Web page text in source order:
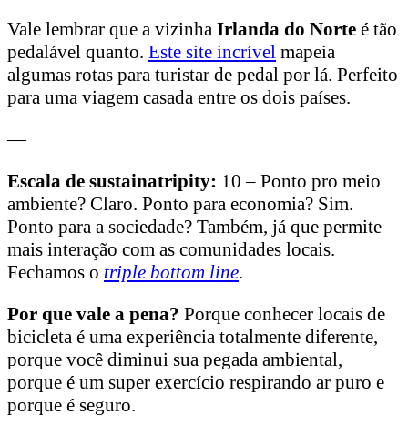
Vale lembrar que a vizinha Irlanda do Norte é tão
pedalável quanto. Este site incrível mapeia
algumas rotas para turistar de pedal por lá. Perfeito
para uma viagem casada entre os dois países.
—
Escala de sustainatripity: 10 – Ponto pro meio
ambiente? Claro. Ponto para economia? Sim.
Ponto para a sociedade? Também, já que permite
mais interação com as comunidades locais.
Fechamos o triple bottom line.
Por que vale a pena? Porque conhecer locais de
bicicleta é uma experiência totalmente diferente,
porque você diminui sua pegada ambiental,
porque é um super exercício respirando ar puro e
porque é seguro.